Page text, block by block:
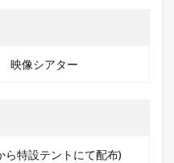
映像シアター
ら特設テントにて配布)